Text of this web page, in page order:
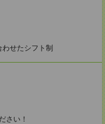
せたシフト制
さい！